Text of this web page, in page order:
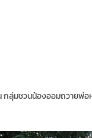
ชวนน้องออมถวายพ่อห